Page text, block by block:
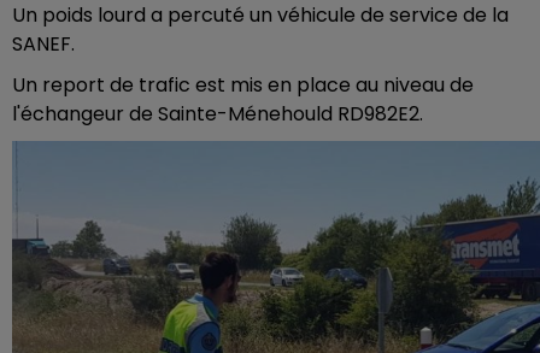
Un poids lourd a percuté un véhicule de service de la
SANEF.
Un report de trafic est mis en place au niveau de
l'échangeur de Sainte-Ménehould RD982E2.